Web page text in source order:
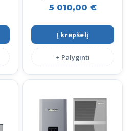
5 010,00 €
Į krepšelį
+ Palyginti